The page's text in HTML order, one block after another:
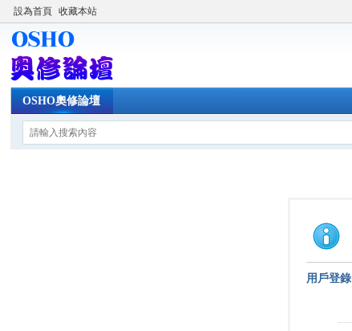
設為首頁 收藏本站
OSHO奧修論壇
用戶登錄